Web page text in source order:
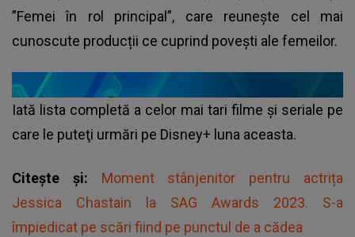
”Femei în rol principal”, care reunește cel mai
cunoscute producții ce cuprind povești ale femeilor.
Iată lista completă a celor mai tari filme și seriale pe
care le puteţi urmări pe Disney+ luna aceasta.
Citește și: Moment stânjenitor pentru actrița
Jessica Chastain la SAG Awards 2023. S-a
împiedicat pe scări fiind pe punctul de a cădea